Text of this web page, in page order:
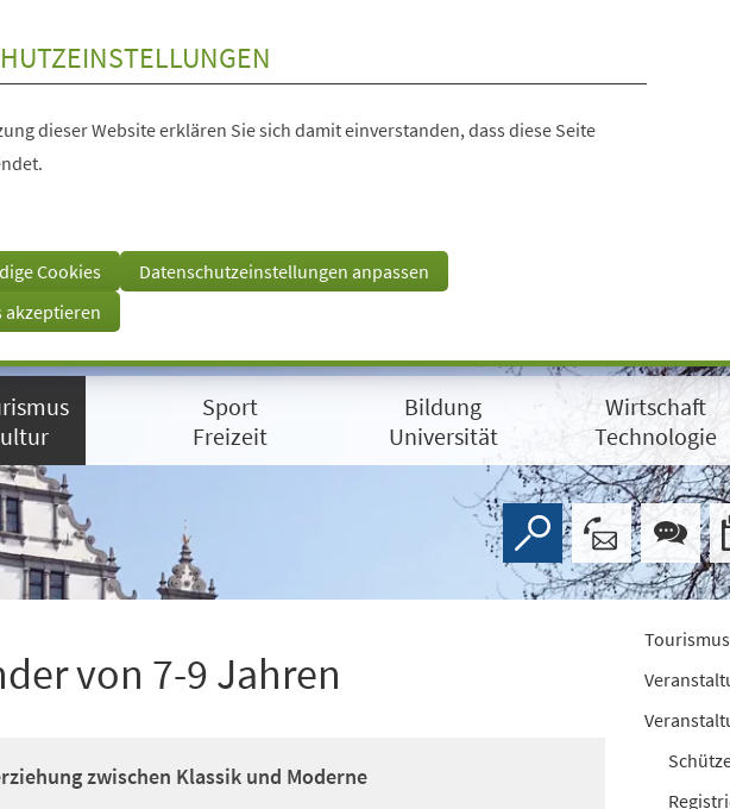
dieser Website erklären Sie sich damit einverstanden, dass diese Seite
Cookies
Datenschutzeinstellungen anpassen
akzeptieren
Sport
Freizeit
Bildung
Universität
Wirtschaft
Technologie
von 7-9 Jahren
zwischen Klassik und Moderne